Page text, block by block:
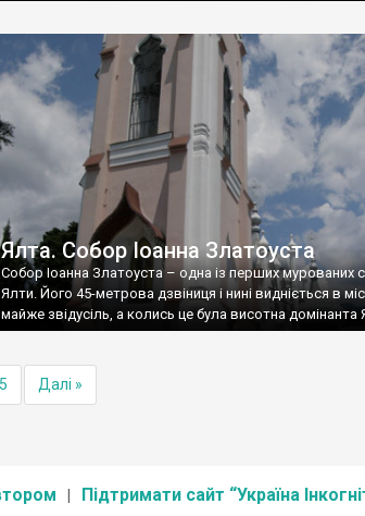
Ялта. Собор Іоанна Златоуста
Собор Іоанна Златоуста – одна із перших мурованих
Ялти. Його 45-метрова дзвіниця і нині видніється в
майже звідусіль, а колись це була висотна домінанта
5 Далі »
Підтримати сайт “Україна